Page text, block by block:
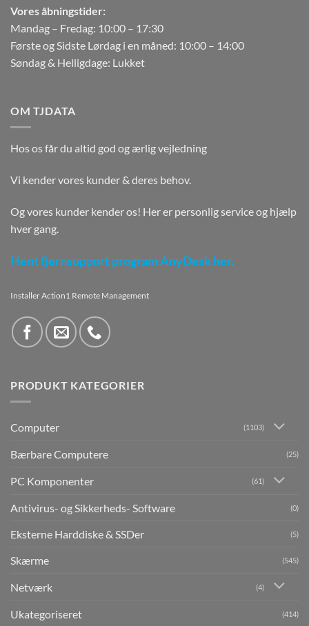
Vores åbningstider:
Mandag – Fredag: 10:00 – 17:30
Første og Sidste Lørdag i en måned: 10:00 – 14:00
Søndag & Helligdage: Lukket
OM TJDATA
Hos os får du altid god og ærlig vejledning
Vi kender vores kunder & deres behov.
Og vores kunder kender os! Her er personlig service og hjælp
hver gang.
Hent fjernsupport program AnyDesk her.
Installer Action1 Remote Management
PRODUKT KATEGORIER
Computer (1103)
Bærbare Computere (25)
PC Komponenter (61)
Antivirus- og Sikkerheds- Software (0)
Eksterne Harddiske & SSDer (5)
Skærme (545)
Netværk (4)
Ukategoriseret (414)